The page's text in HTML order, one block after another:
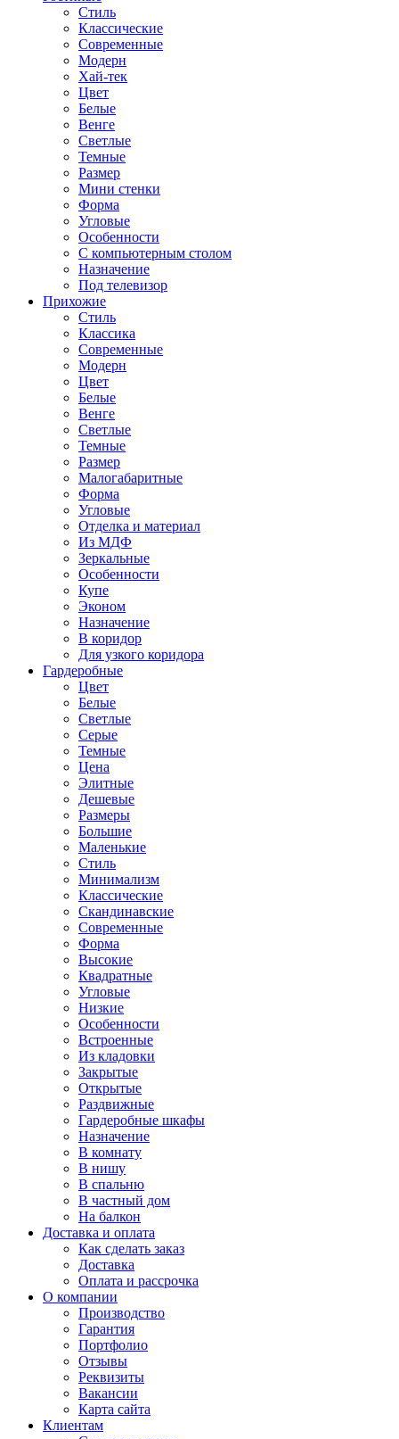
Стиль
Классические
Современные
Модерн
Хай-тек
Цвет
Белые
Венге
Светлые
Темные
Размер
Мини стенки
Форма
Угловые
Особенности
С компьютерным столом
Назначение
Под телевизор
Прихожие
Стиль
Классика
Современные
Модерн
Цвет
Белые
Венге
Светлые
Темные
Размер
Малогабаритные
Форма
Угловые
Отделка и материал
Из МДФ
Зеркальные
Особенности
Купе
Эконом
Назначение
В коридор
Для узкого коридора
Гардеробные
Цвет
Белые
Светлые
Серые
Темные
Цена
Элитные
Дешевые
Размеры
Большие
Маленькие
Стиль
Минимализм
Классические
Скандинавские
Современные
Форма
Высокие
Квадратные
Угловые
Низкие
Особенности
Встроенные
Из кладовки
Закрытые
Открытые
Раздвижные
Гардеробные шкафы
Назначение
В комнату
В нишу
В спальню
В частный дом
На балкон
Доставка и оплата
Как сделать заказ
Доставка
Оплата и рассрочка
О компании
Производство
Гарантия
Портфолио
Отзывы
Реквизиты
Вакансии
Карта сайта
Клиентам